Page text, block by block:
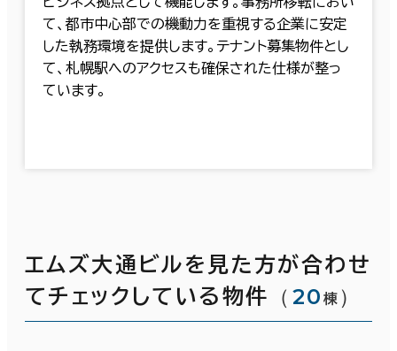
て、都市中心部での機動力を重視する企業に安定
した執務環境を提供します。テナント募集物件とし
て、札幌駅へのアクセスも確保された仕様が整っ
ています。
エムズ大通ビルを見た方が合わせ
てチェックしている物件
（ 20 棟 ）